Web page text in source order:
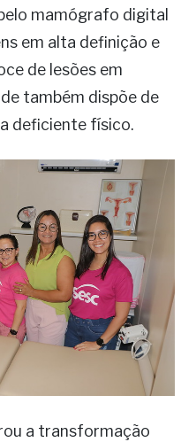
mamógrafo digital
em alta definição e
de lesões em
também dispõe de
deficiente físico.
a transformação